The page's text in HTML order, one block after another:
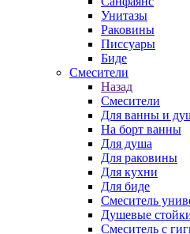
Унитазы
Раковины
Писсуары
Биде
Смесители
Назад
Смесители
Для ванны и
На борт ванны
Для душа
Для раковины
Для кухни
Для биде
Смеситель
Душевые
Смеситель с